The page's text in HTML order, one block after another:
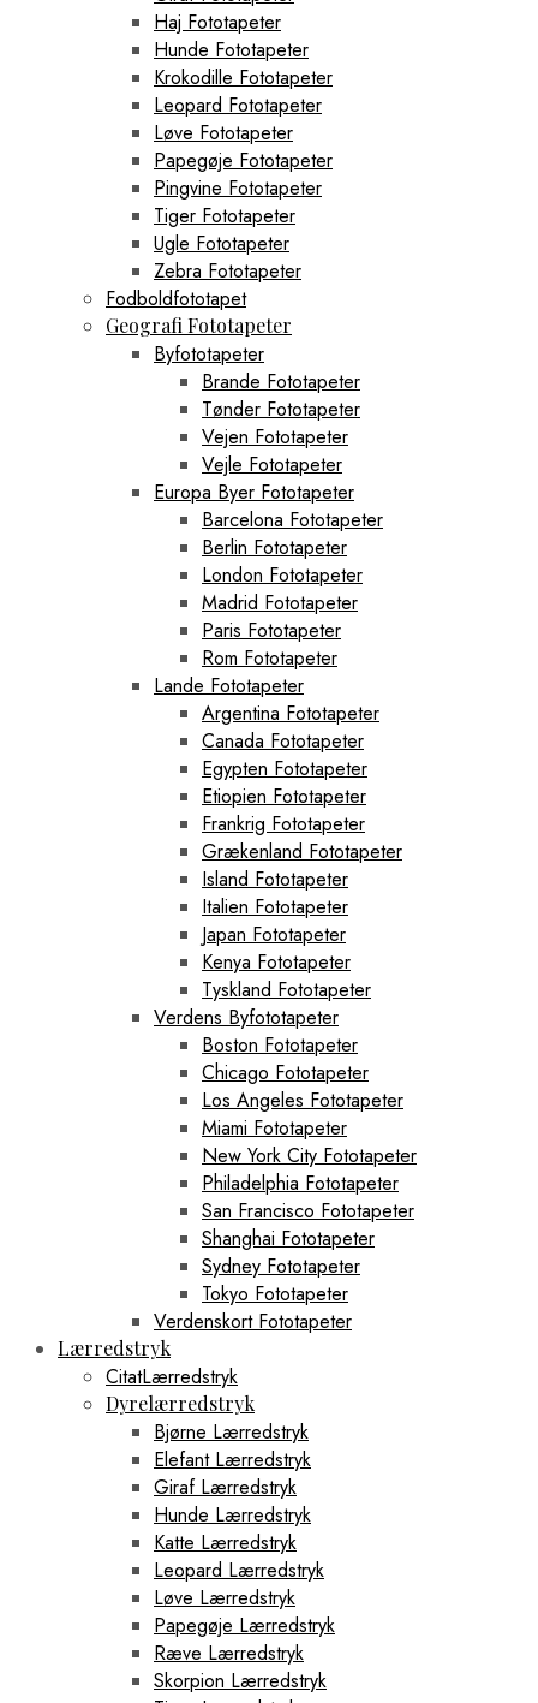
Haj Fototapeter
Hunde Fototapeter
Krokodille Fototapeter
Leopard Fototapeter
Løve Fototapeter
Papegøje Fototapeter
Pingvine Fototapeter
Tiger Fototapeter
Ugle Fototapeter
Zebra Fototapeter
Fodboldfototapet
Geografi Fototapeter
Byfototapeter
Brande Fototapeter
Tønder Fototapeter
Vejen Fototapeter
Vejle Fototapeter
Europa Byer Fototapeter
Barcelona Fototapeter
Berlin Fototapeter
London Fototapeter
Madrid Fototapeter
Paris Fototapeter
Rom Fototapeter
Lande Fototapeter
Argentina Fototapeter
Canada Fototapeter
Egypten Fototapeter
Etiopien Fototapeter
Frankrig Fototapeter
Grækenland Fototapeter
Island Fototapeter
Italien Fototapeter
Japan Fototapeter
Kenya Fototapeter
Tyskland Fototapeter
Verdens Byfototapeter
Boston Fototapeter
Chicago Fototapeter
Los Angeles Fototapeter
Miami Fototapeter
New York City Fototapeter
Philadelphia Fototapeter
San Francisco Fototapeter
Shanghai Fototapeter
Sydney Fototapeter
Tokyo Fototapeter
Verdenskort Fototapeter
Lærredstryk
CitatLærredstryk
Dyrelærredstryk
Bjørne Lærredstryk
Elefant Lærredstryk
Giraf Lærredstryk
Hunde Lærredstryk
Katte Lærredstryk
Leopard Lærredstryk
Løve Lærredstryk
Papegøje Lærredstryk
Ræve Lærredstryk
Skorpion Lærredstryk